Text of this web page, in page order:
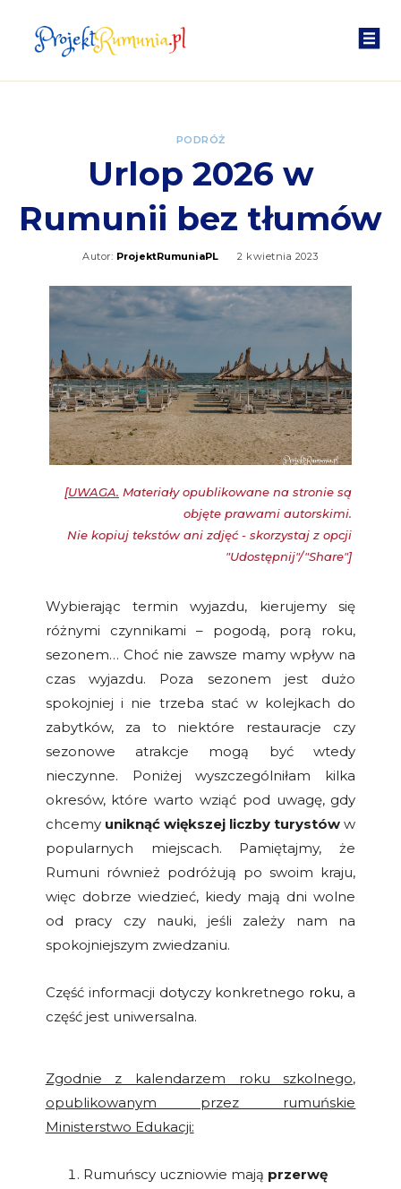
PODRÓŻ
Urlop 2026 w
Rumunii bez tłumów
Autor: ProjektRumuniaPL 2 kwietnia 2023
[UWAGA. Materiały opublikowane na stronie są
objęte prawami autorskimi.
Nie kopiuj tekstów ani zdjęć - skorzystaj z opcji
"Udostępnij"/"Share"]
Wybierając termin wyjazdu, kierujemy się
różnymi czynnikami – pogodą, porą roku,
sezonem… Choć nie zawsze mamy wpływ na
czas wyjazdu. Poza sezonem jest dużo
spokojniej i nie trzeba stać w kolejkach do
zabytków, za to niektóre restauracje czy
sezonowe atrakcje mogą być wtedy
nieczynne. Poniżej wyszczególniłam kilka
okresów, które warto wziąć pod uwagę, gdy
chcemy uniknąć większej liczby turystów w
popularnych miejscach. Pamiętajmy, że
Rumuni również podróżują po swoim kraju,
więc dobrze wiedzieć, kiedy mają dni wolne
od pracy czy nauki, jeśli zależy nam na
spokojniejszym zwiedzaniu.
Część informacji dotyczy konkretnego roku, a
część jest uniwersalna.
Zgodnie z kalendarzem roku szkolnego,
opublikowanym przez rumuńskie
Ministerstwo Edukacji:
Rumuńscy uczniowie mają przerwę